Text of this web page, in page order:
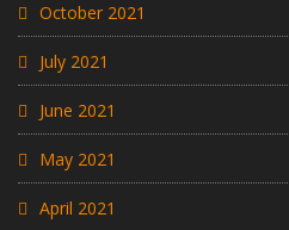
October 2021
July 2021
June 2021
May 2021
April 2021